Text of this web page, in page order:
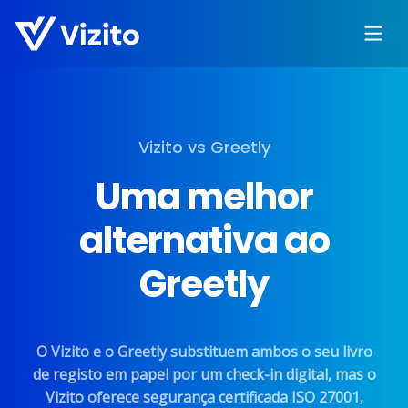
Vizito vs Greetly
Uma melhor
alternativa ao
Greetly
O Vizito e o Greetly substituem ambos o seu livro
de registo em papel por um check-in digital, mas o
Vizito oferece segurança certificada ISO 27001,